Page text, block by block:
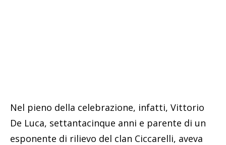
Nel pieno della celebrazione, infatti, Vittorio
De Luca, settantacinque anni e parente di un
esponente di rilievo del clan Ciccarelli, aveva